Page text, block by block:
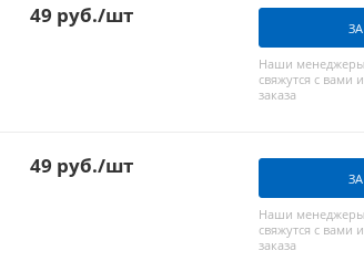
49 руб./шт
Наши менеджеры
свяжутся с вами
заказа
49 руб./шт
Наши менеджеры
свяжутся с вами
заказа